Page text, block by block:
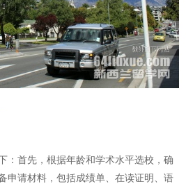
：首先，根据年龄和学术水平选校，确
申请材料，包括成绩单、在读证明、语